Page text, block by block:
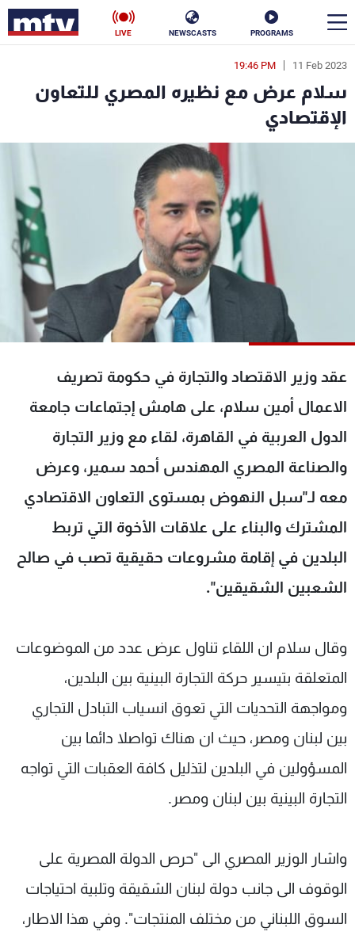
PROGRAMS
NEWSCASTS
LIVE
11 Feb 2023
19:46 PM
سلام عرض مع نظيره المصري للتعاون
الإقتصادي
عقد وزير الاقتصاد والتجارة في حكومة تصريف
الاعمال أمين سلام، على هامش إجتماعات جامعة
الدول العربية في القاهرة، لقاء مع وزير التجارة
والصناعة المصري المهندس أحمد سمير، وعرض
معه لـ"سبل النهوض بمستوى التعاون الاقتصادي
المشترك والبناء على علاقات الأخوة التي تربط
البلدين في إقامة مشروعات حقيقية تصب في صالح
الشعبين الشقيقين".
وقال سلام ان اللقاء تناول عرض عدد من الموضوعات
المتعلقة بتيسير حركة التجارة البينية بين البلدين،
ومواجهة التحديات التي تعوق انسياب التبادل التجاري
بين لبنان ومصر، حيث ان هناك تواصلا دائما بين
المسؤولين في البلدين لتذليل كافة العقبات التي تواجه
التجارة البينية بين لبنان ومصر.
واشار الوزير المصري الى "حرص الدولة المصرية على
الوقوف الى جانب دولة لبنان الشقيقة وتلبية احتياجات
السوق اللبناني من مختلف المنتجات". وفي هذا الاطار،
en
الأخبار
سياسة ناس
فن
رياضة
شاهد البرامج
عن MTV
الإنـتـاج
لاعلاناتكم
وظائف
تواصل معنا
شروط الإسـتخدام
سياسة الخصوصية